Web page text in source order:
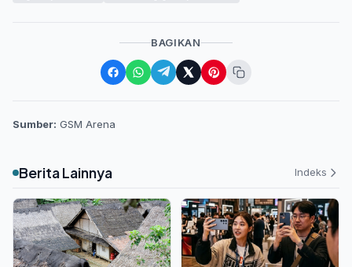
BAGIKAN
Sumber: GSM Arena
Berita Lainnya Indeks